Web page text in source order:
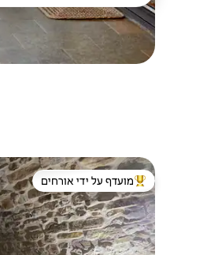
מוביל בקרב נכסים מועדפים על
מועדף על ידי אורחים